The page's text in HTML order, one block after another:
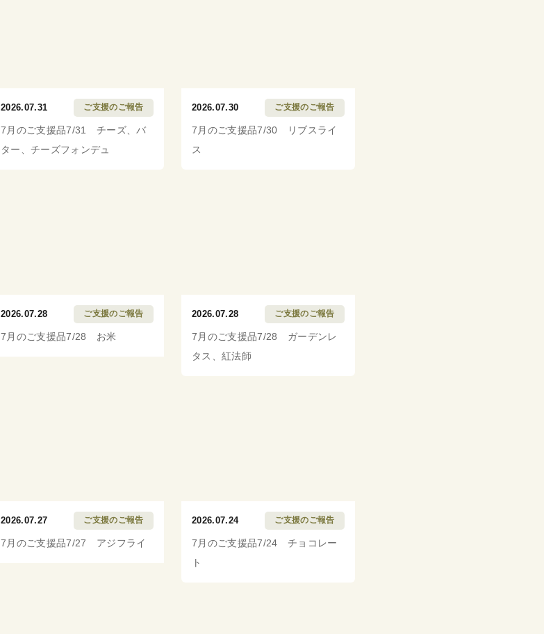
2026.07.31 ご支援のご報告
7月のご支援品7/31 チーズ、バ
ター、チーズフォンデュ
2026.07.30 ご支援のご報告
7月のご支援品7/30 リブスライ
ス
2026.07.28 ご支援のご報告
7月のご支援品7/28 お米
2026.07.28 ご支援のご報告
7月のご支援品7/28 ガーデンレ
タス、紅法師
2026.07.27 ご支援のご報告
7月のご支援品7/27 アジフライ
2026.07.24 ご支援のご報告
7月のご支援品7/24 チョコレー
ト